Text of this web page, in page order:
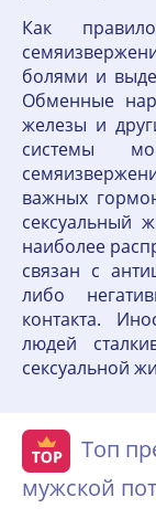
Как
болями и
Обменные
железы и
системы
важных
сексуальный
наиболее
связан с
либо
контакта.
людей
сексуальной
Топ
мужской